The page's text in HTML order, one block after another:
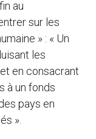
au
sur les
» : « Un
les
en consacrant
à un fonds
pays en
».